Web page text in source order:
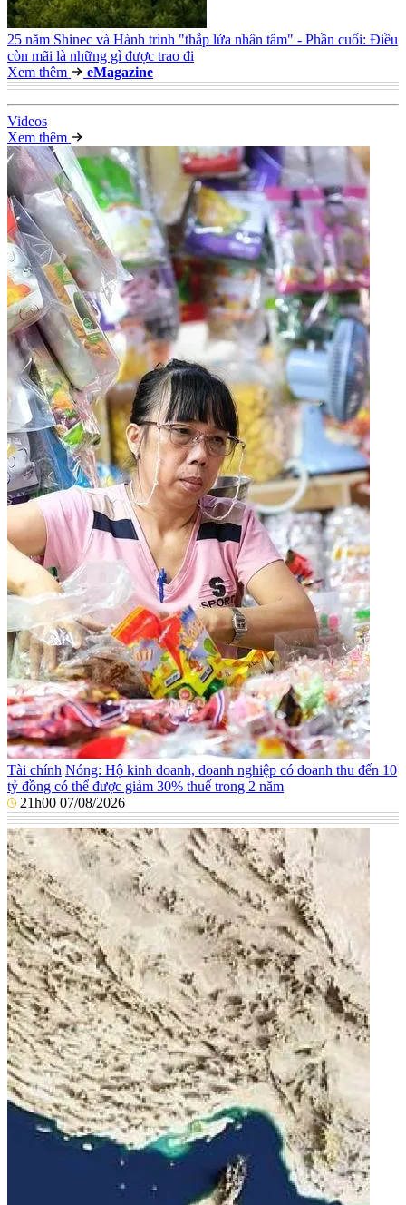
25 năm Shinec và Hành trình "thắp lửa nhân tâm" - Phần cuối: Điều
còn mãi là những gì được trao đi
Xem thêm
eMagazine
Videos
Xem thêm
Tài chính Nóng: Hộ kinh doanh, doanh nghiệp có doanh thu đến 10
tỷ đồng có thể được giảm 30% thuế trong 2 năm
21h00 07/08/2026